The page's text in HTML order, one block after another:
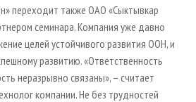
переходит также ОАО «Сыктывкар
семинара. Компания уже давно
целей устойчивого развития ООН, и
развитию. «Ответственность
неразрывно связаны», – считает
компании. Не без трудностей